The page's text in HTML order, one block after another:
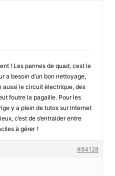
! Les pannes de quad, cest le
a besoin d’un bon nettoyage,
aussi le circuit èlectrique, des
foutre la pagaille. Pour les
y a plein de tutos sur Internet
c’est de s’entraider entre
à gérer !
#84128